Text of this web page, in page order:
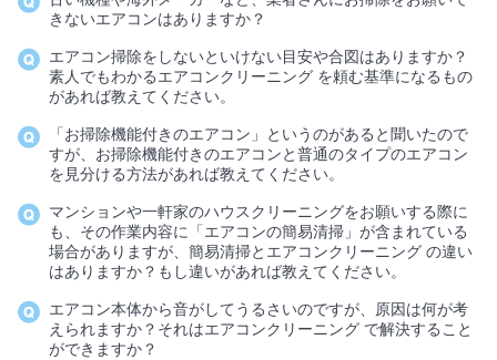
きないエアコンはありますか？
エアコン掃除をしないといけない目安や合図はありますか？
素人でもわかるエアコンクリーニング を頼む基準になるもの
があれば教えてください。
「お掃除機能付きのエアコン」というのがあると聞いたので
すが、お掃除機能付きのエアコンと普通のタイプのエアコン
を見分ける方法があれば教えてください。
マンションや一軒家のハウスクリーニングをお願いする際に
も、その作業内容に「エアコンの簡易清掃」が含まれている
場合がありますが、簡易清掃とエアコンクリーニング の違い
はありますか？もし違いがあれば教えてください。
エアコン本体から音がしてうるさいのですが、原因は何が考
えられますか？それはエアコンクリーニング で解決すること
ができますか？